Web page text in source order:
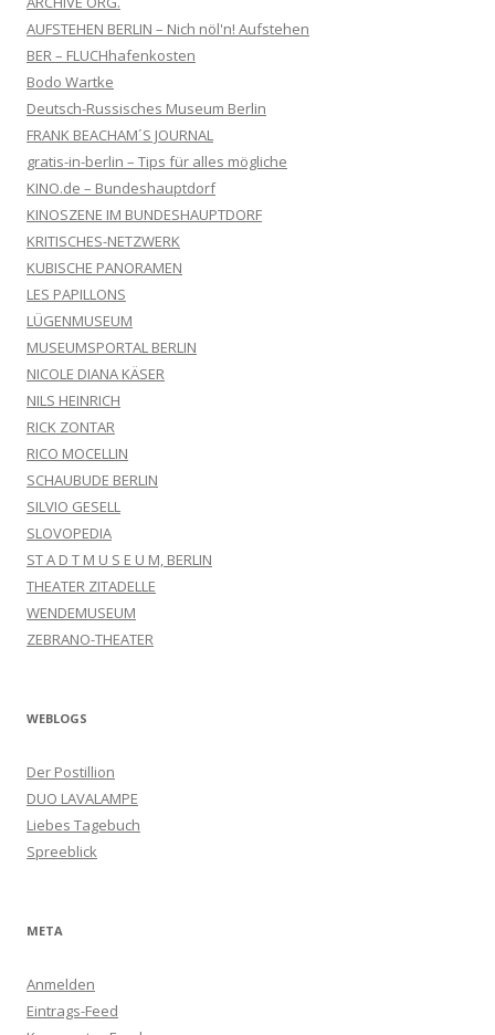
AUFSTEHEN BERLIN – Nich nöl'n! Aufstehen
BER – FLUCHhafenkosten
Bodo Wartke
Deutsch-Russisches Museum Berlin
FRANK BEACHAM´S JOURNAL
gratis-in-berlin – Tips für alles mögliche
KINO.de – Bundeshauptdorf
KINOSZENE IM BUNDESHAUPTDORF
KRITISCHES-NETZWERK
KUBISCHE PANORAMEN
LES PAPILLONS
LÜGENMUSEUM
MUSEUMSPORTAL BERLIN
NICOLE DIANA KÄSER
NILS HEINRICH
RICK ZONTAR
RICO MOCELLIN
SCHAUBUDE BERLIN
SILVIO GESELL
SLOVOPEDIA
ST A D T M U S E U M, BERLIN
THEATER ZITADELLE
WENDEMUSEUM
ZEBRANO-THEATER
WEBLOGS
Der Postillion
DUO LAVALAMPE
Liebes Tagebuch
Spreeblick
META
Anmelden
Eintrags-Feed